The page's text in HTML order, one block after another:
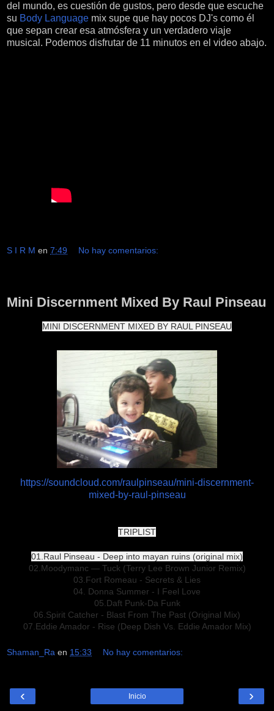
del mundo, es cuestión de gustos, pero desde que escuche
su Body Language mix supe que hay pocos DJ's como él
que sepan crear esa atmósfera y un verdadero viaje
musical. Podemos disfrutar de 11 minutos en el video abajo.
S I R M en 7:49 No hay comentarios:
Mini Discernment Mixed By Raul Pinseau
MINI DISCERNMENT MIXED BY RAUL PINSEAU
https://soundcloud.com/raulpinseau/mini-discernment-
mixed-by-raul-pinseau
TRIPLIST
01.Raul Pinseau - Deep into mayan ruins (original mix)
02.Moodymanc — Tuck (Terry Lee Brown Junior Remix)
03.Fort Romeau - Secrets & Lies
04. Donna Summer - I Feel Love
05.Daft Punk-Da Funk
06.Spirit Catcher - Blast From The Past (Original Mix)
07.Eddie Amador - Rise (Deep Dish Vs. Eddie Amador Mix)
Shaman_Ra en 15:33 No hay comentarios:
‹ ›
Inicio